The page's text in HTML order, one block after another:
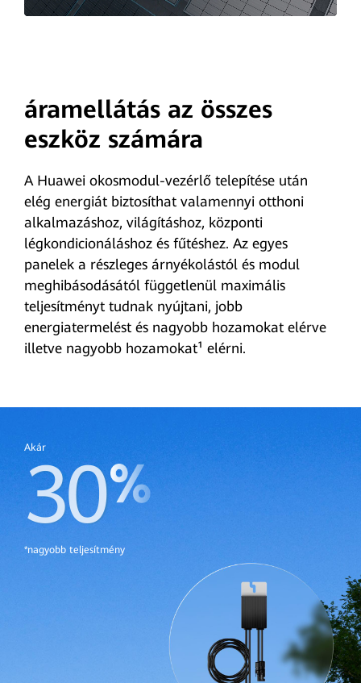
áramellátás az összes
eszköz számára
A Huawei okosmodul-vezérlő telepítése után
elég energiát biztosíthat valamennyi otthoni
alkalmazáshoz, világításhoz, központi
légkondicionáláshoz és fűtéshez. Az egyes
panelek a részleges árnyékolástól és modul
meghibásodásától függetlenül maximális
teljesítményt tudnak nyújtani, jobb
energiatermelést és nagyobb hozamokat elérve
illetve nagyobb hozamokat¹ elérni.
Akár
30
*nagyobb teljesítmény